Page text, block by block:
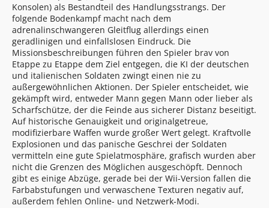
Konsolen) als Bestandteil des Handlungsstrangs. Der
folgende Bodenkampf macht nach dem
adrenalinschwangeren Gleitflug allerdings einen
geradlinigen und einfallslosen Eindruck. Die
Missionsbeschreibungen führen den Spieler brav von
Etappe zu Etappe dem Ziel entgegen, die KI der deutschen
und italienischen Soldaten zwingt einen nie zu
außergewöhnlichen Aktionen. Der Spieler entscheidet, wie
gekämpft wird, entweder Mann gegen Mann oder lieber als
Scharfschütze, der die Feinde aus sicherer Distanz beseitigt.
Auf historische Genauigkeit und originalgetreue,
modifizierbare Waffen wurde großer Wert gelegt. Kraftvolle
Explosionen und das panische Geschrei der Soldaten
vermitteln eine gute Spielatmosphäre, grafisch wurden aber
nicht die Grenzen des Möglichen ausgeschöpft. Dennoch
gibt es einige Abzüge, gerade bei der Wii-Version fallen die
Farbabstufungen und verwaschene Texturen negativ auf,
außerdem fehlen Online- und Netzwerk-Modi.